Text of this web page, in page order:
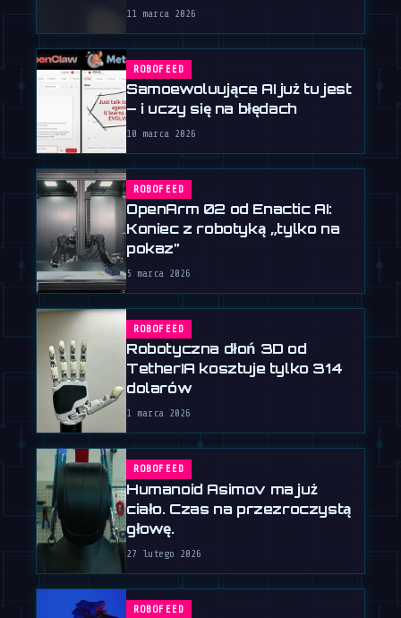
11 marca 2026
ROBOFEED
Samoewoluujące AI już tu jest
– i uczy się na błędach
10 marca 2026
ROBOFEED
OpenArm 02 od Enactic AI:
Koniec z robotyką „tylko na
pokaz”
5 marca 2026
ROBOFEED
Robotyczna dłoń 3D od
TetherIA kosztuje tylko 314
dolarów
1 marca 2026
ROBOFEED
Humanoid Asimov ma już
ciało. Czas na przezroczystą
głowę.
27 lutego 2026
ROBOFEED